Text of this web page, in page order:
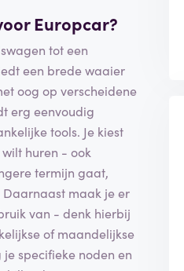
Europcar?
tot een
een brede waaier
oog op verscheidene
erg eenvoudig
tools. Je kiest
huren - ook
termijn gaat,
maak je er
van - denk hierbij
of maandelijkse
specifieke noden en